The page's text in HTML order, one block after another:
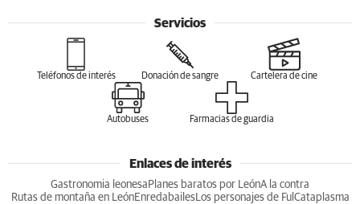
Servicios
Teléfonos de interés Donación de sangre Cartelera de cine
Autobuses Farmacias de guardia
Enlaces de interés
Gastronomia leonesa Planes baratos por LeónA la contra
Rutas de montaña en LeónEnredabailesLos personajes de Ful Cataplasma